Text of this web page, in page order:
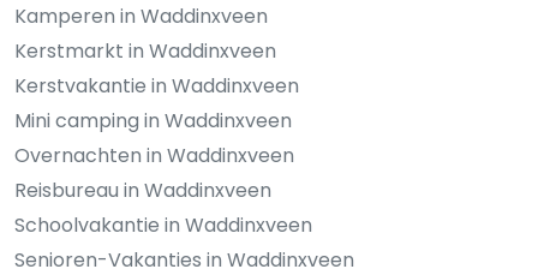
Kamperen in Waddinxveen
Kerstmarkt in Waddinxveen
Kerstvakantie in Waddinxveen
Mini camping in Waddinxveen
Overnachten in Waddinxveen
Reisbureau in Waddinxveen
Schoolvakantie in Waddinxveen
Senioren-Vakanties in Waddinxveen